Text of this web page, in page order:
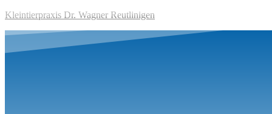
Kleintierpraxis Dr. Wagner Reutlinigen